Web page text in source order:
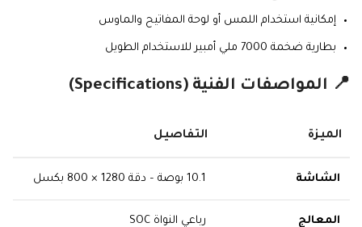
إمكانية استخدام اللمس أو لوحة المفاتيح والماوس
بطارية ضخمة 7000 ملي أمبير للاستخدام الطويل
📍 المواصفات الفنية (Specifications)
الميزة التفاصيل
الشاشة 10.1 بوصة – دقة 1280 × 800 بكسل
المعالج رباعي النواة SOC